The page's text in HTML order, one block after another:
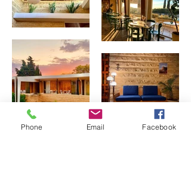
Phone Email Facebook